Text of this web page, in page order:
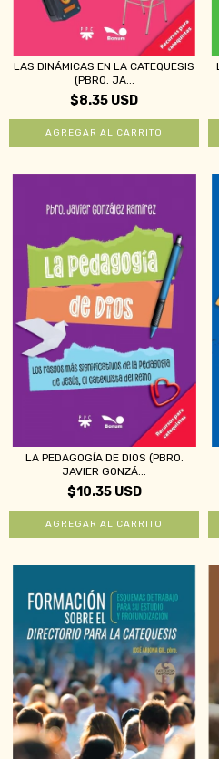
LAS DINÁMICAS EN LA CATEQUESIS
(PBRO. JA...
$8.35 USD
LA PEDAGOGÍA DE DIOS (PBRO.
JAVIER GONZÁ...
$10.35 USD